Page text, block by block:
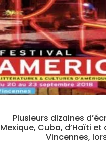
Plusieurs dizaines
Mexique, Cuba, d’Haïti
Vincennes,